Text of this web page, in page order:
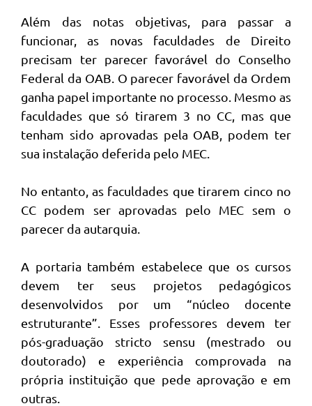
Além das notas objetivas, para passar a
funcionar, as novas faculdades de Direito
precisam ter parecer favorável do Conselho
Federal da OAB. O parecer favorável da Ordem
ganha papel importante no processo. Mesmo as
faculdades que só tirarem 3 no CC, mas que
tenham sido aprovadas pela OAB, podem ter
sua instalação deferida pelo MEC.
No entanto, as faculdades que tirarem cinco no
CC podem ser aprovadas pelo MEC sem o
parecer da autarquia.
A portaria também estabelece que os cursos
devem ter seus projetos pedagógicos
desenvolvidos por um “núcleo docente
estruturante”. Esses professores devem ter
pós-graduação stricto sensu (mestrado ou
doutorado) e experiência comprovada na
própria instituição que pede aprovação e em
outras.